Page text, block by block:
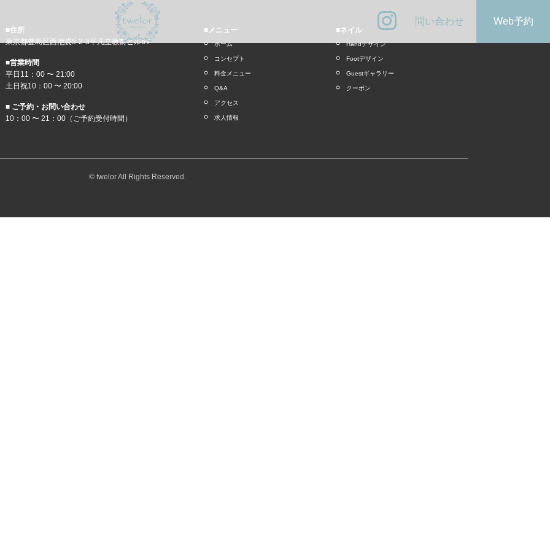
問い合わせ Web予約
■住所
東京都豊島区西池袋5-2-3平凡立教前ビル6Ｆ
■営業時間
平日11：00 〜 21:00
土日祝10：00 〜 20:00
■ ご予約・お問い合わせ
10：00 〜 21：00（ご予約受付時間）
■メニュー
ホーム
コンセプト
料金メニュー
Q&A
アクセス
求人情報
■ネイル
Handデザイン
Footデザイン
Guestギャラリー
クーポン
© twelor All Rights Reserved.